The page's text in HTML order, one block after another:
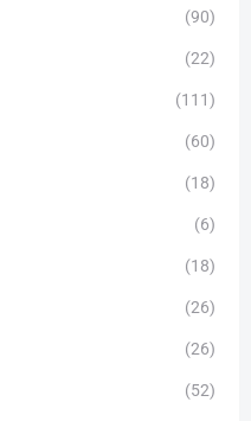
(90)
(22)
(111)
(60)
(18)
(6)
(18)
(26)
(26)
(52)